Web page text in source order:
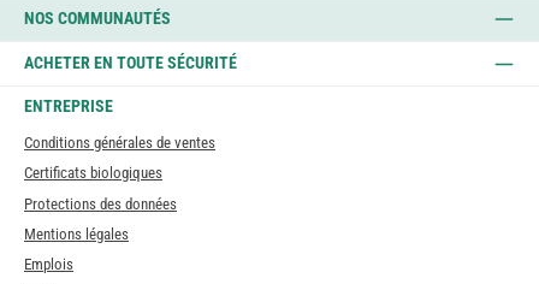
NOS COMMUNAUTÉS
ACHETER EN TOUTE SÉCURITÉ
ENTREPRISE
Conditions générales de ventes
Certificats biologiques
Protections des données
Mentions légales
Emplois